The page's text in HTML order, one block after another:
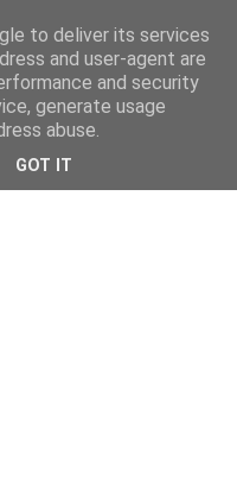
to deliver its services
and user-agent are
and security
generate usage
abuse.
GOT IT